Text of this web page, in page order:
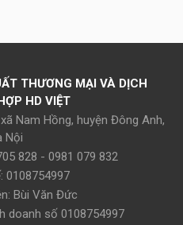
THƯƠNG MẠI VÀ DỊCH
HD VIỆT
Nam Hồng, huyện Đông Anh,
Nội
828 - 0981 079 832
0108754997
Bùi Văn Đức
doanh số 0108754997